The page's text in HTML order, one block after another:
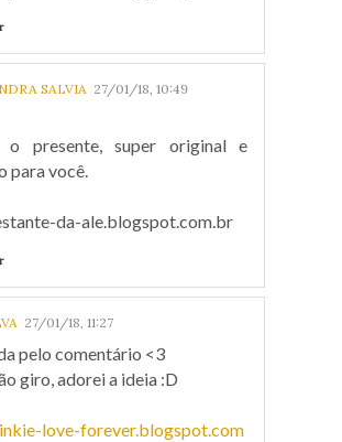
SALVIA 27/01/18, 10:49
o presente, super original e
para você.
da-ale.blogspot.com.br
27/01/18, 11:27
pelo comentário <3
giro, adorei a ideia :D
love-forever.blogspot.com